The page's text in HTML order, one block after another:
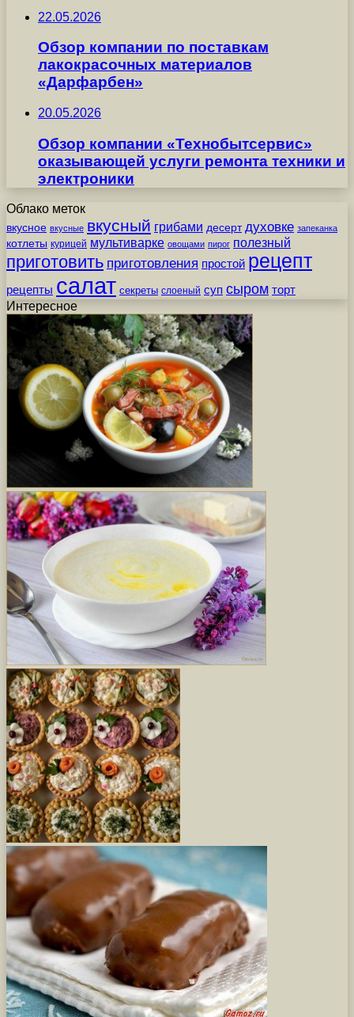
22.05.2026
Обзор компании по поставкам
лакокрасочных материалов
«Дарфарбен»
20.05.2026
Обзор компании «Технобытсервис»
оказывающей услуги ремонта техники и
электроники
Облако меток
вкусное вкусные вкусный грибами десерт духовке запеканка
котлеты курицей мультиварке овощами пирог полезный
приготовить приготовления простой рецепт
рецепты салат секреты слоеный суп сыром торт
Интересное